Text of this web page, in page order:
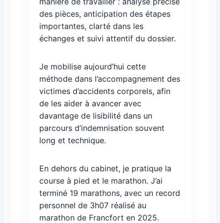
des pièces, anticipation des étapes
importantes, clarté dans les
échanges et suivi attentif du dossier.
Je mobilise aujourd’hui cette
méthode dans l’accompagnement des
victimes d’accidents corporels, afin
de les aider à avancer avec
davantage de lisibilité dans un
parcours d’indemnisation souvent
long et technique.
En dehors du cabinet, je pratique la
course à pied et le marathon. J’ai
terminé 19 marathons, avec un record
personnel de 3h07 réalisé au
marathon de Francfort en 2025.